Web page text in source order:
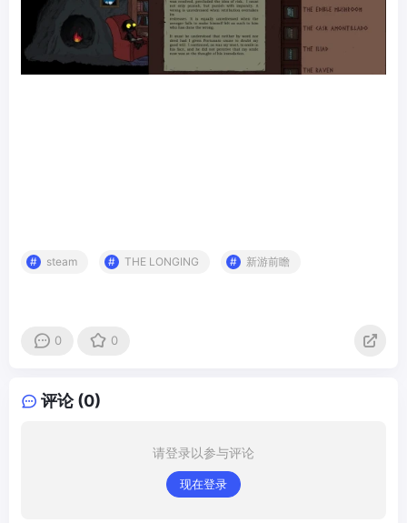
steam THE LONGING 新游前瞻
0 0
评论 (0)
请登录以参与评论
现在登录